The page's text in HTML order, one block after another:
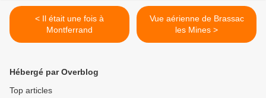
< Il était une fois à
Montferrand
Vue aérienne de Brassac
les Mines >
Hébergé par Overblog
Top articles